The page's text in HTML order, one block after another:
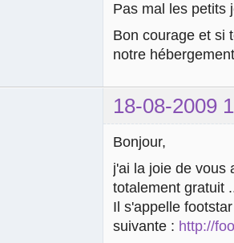
Pas mal les petits
Bon courage et si
notre
18-08-2009
Bonjour,
j'ai la joie de vous
totalement gratuit
Il s'appelle
suivante : http://